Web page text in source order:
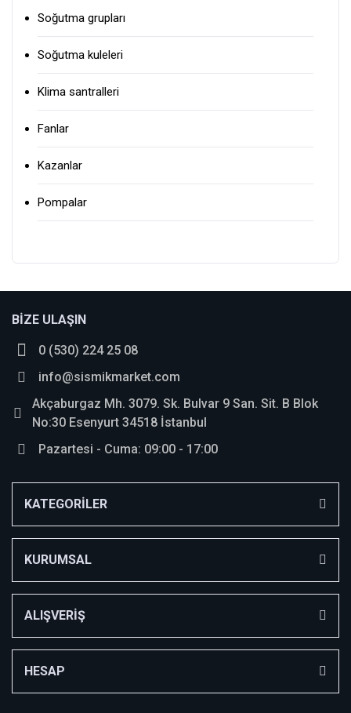
Soğutma grupları
Soğutma kuleleri
Klima santralleri
Fanlar
Kazanlar
Pompalar
BİZE ULAŞIN
0 (530) 224 25 08
info@sismikmarket.com
Akçaburgaz Mh. 3079. Sk. Bulvar 9 San. Sit. B Blok
No:30 Esenyurt 34518 İstanbul
Pazartesi - Cuma: 09:00 - 17:00
KATEGORİLER
KURUMSAL
ALIŞVERİŞ
HESAP